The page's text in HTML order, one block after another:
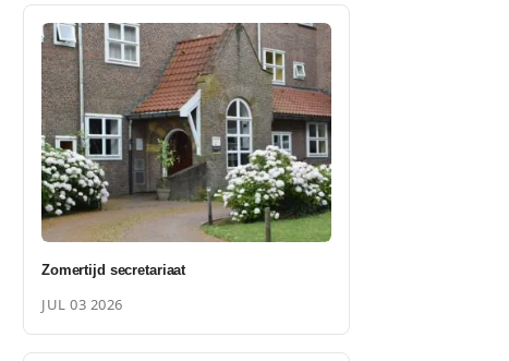
Zomertijd secretariaat
JUL 03 2026